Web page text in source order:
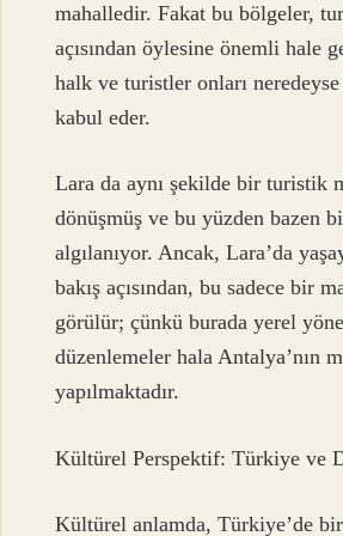
mahalledir. Fakat bu bölgeler,
açısından öylesine önemli hale
halk ve turistler onları
kabul eder.
Lara da aynı şekilde bir turistik
dönüşmüş ve bu yüzden bazen
algılanıyor. Ancak, Lara’da
bakış açısından, bu sadece bir
görülür; çünkü burada yerel
düzenlemeler hala Antalya’nın
yapılmaktadır.
Kültürel Perspektif: Türkiye ve
Kültürel anlamda, Türkiye’de